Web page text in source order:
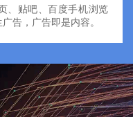
、贴吧、百度手机浏览
告，广告即是内容。